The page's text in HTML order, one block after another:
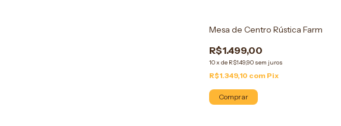
Mesa de Centro Rústica Farm
R$1.499,00
10xde R$149,90 sem juros
R$1.349,10 com Pix
Comprar